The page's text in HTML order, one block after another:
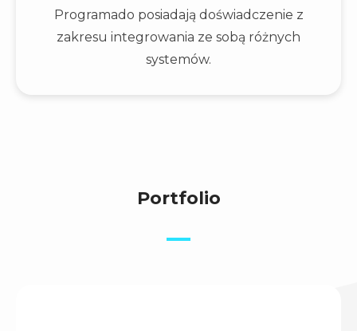
Programado posiadają doświadczenie z
zakresu integrowania ze sobą różnych
systemów.
Portfolio